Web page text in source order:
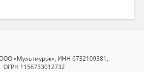
«Мультиурок», ИНН 6732109381,
ОГРН 1156733012732